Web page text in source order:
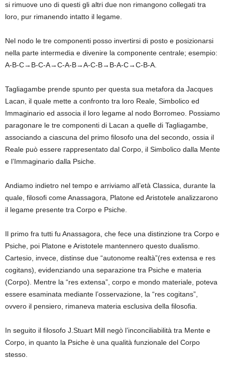
si rimuove uno di questi gli altri due non rimangono collegati tra
loro, pur rimanendo intatto il legame.
Nel nodo le tre componenti posso invertirsi di posto e posizionarsi
nella parte intermedia e divenire la componente centrale; esempio:
A-B-C→B-C-A→C-A-B→A-C-B→B-A-C→C-B-A.
Tagliagambe prende spunto per questa sua metafora da Jacques
Lacan, il quale mette a confronto tra loro Reale, Simbolico ed
Immaginario ed associa il loro legame al nodo Borromeo. Possiamo
paragonare le tre componenti di Lacan a quelle di Tagliagambe,
associando a ciascuna del primo filosofo una del secondo, ossia il
Reale può essere rappresentato dal Corpo, il Simbolico dalla Mente
e l’Immaginario dalla Psiche.
Andiamo indietro nel tempo e arriviamo all’età Classica, durante la
quale, filosofi come Anassagora, Platone ed Aristotele analizzarono
il legame presente tra Corpo e Psiche.
Il primo fra tutti fu Anassagora, che fece una distinzione tra Corpo e
Psiche, poi Platone e Aristotele mantennero questo dualismo.
Cartesio, invece, distinse due “autonome realtà”(res extensa e res
cogitans), evidenziando una separazione tra Psiche e materia
(Corpo). Mentre la “res extensa”, corpo e mondo materiale, poteva
essere esaminata mediante l’osservazione, la “res cogitans”,
ovvero il pensiero, rimaneva materia esclusiva della filosofia.
In seguito il filosofo J.Stuart Mill negò l’inconciliabilità tra Mente e
Corpo, in quanto la Psiche è una qualità funzionale del Corpo
stesso.